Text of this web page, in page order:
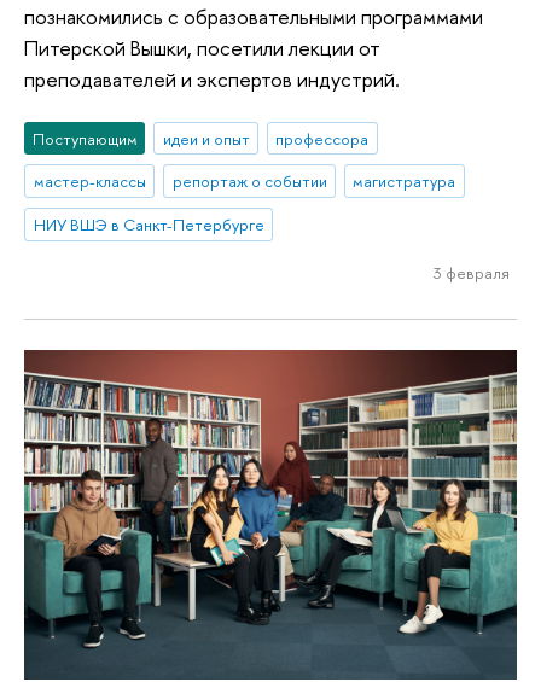
познакомились с образовательными программами
Питерской Вышки, посетили лекции от
преподавателей и экспертов индустрий.
Поступающим идеи и опыт
профессора
мастер-классы
репортаж о событии
магистратура
НИУ ВШЭ в Санкт-Петербурге
3 февраля